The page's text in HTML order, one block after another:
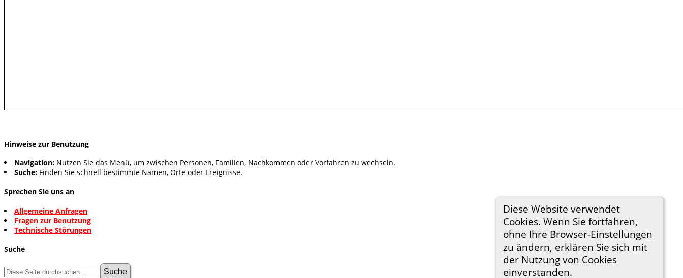
Diese Website verwendet
Cookies. Wenn Sie fortfahren,
ohne Ihre Browser-Einstellungen
zu ändern, erklären Sie sich mit
der Nutzung von Cookies
einverstanden.
Hinweise zur Benutzung
Navigation: Nutzen Sie das Menü, um zwischen Personen, Familien, Nachkommen oder Vorfahren zu wechseln.
Suche: Finden Sie schnell bestimmte Namen, Orte oder Ereignisse.
Sprechen Sie uns an
Allgemeine Anfragen
Fragen zur Benutzung
Technische Störungen
Suche